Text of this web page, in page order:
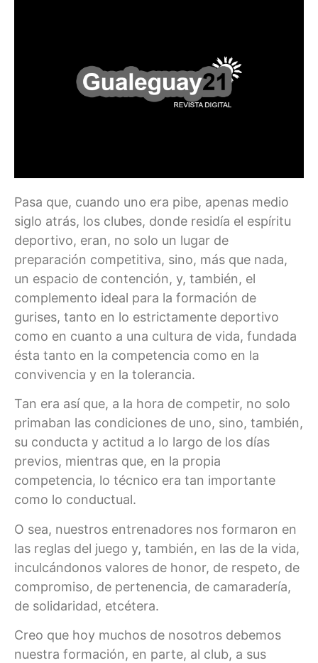
Pasa que, cuando uno era pibe, apenas medio
siglo atrás, los clubes, donde residía el espíritu
deportivo, eran, no solo un lugar de
preparación competitiva, sino, más que nada,
un espacio de contención, y, también, el
complemento ideal para la formación de
gurises, tanto en lo estrictamente deportivo
como en cuanto a una cultura de vida, fundada
ésta tanto en la competencia como en la
convivencia y en la tolerancia.
Tan era así que, a la hora de competir, no solo
primaban las condiciones de uno, sino, también,
su conducta y actitud a lo largo de los días
previos, mientras que, en la propia
competencia, lo técnico era tan importante
como lo conductual.
O sea, nuestros entrenadores nos formaron en
las reglas del juego y, también, en las de la vida,
inculcándonos valores de honor, de respeto, de
compromiso, de pertenencia, de camaradería,
de solidaridad, etcétera.
Creo que hoy muchos de nosotros debemos
nuestra formación, en parte, al club, a sus